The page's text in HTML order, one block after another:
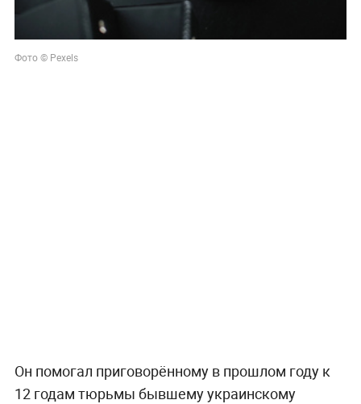
Фото © Pexels
Он помогал приговорённому в прошлом году к
12 годам тюрьмы бывшему украинскому